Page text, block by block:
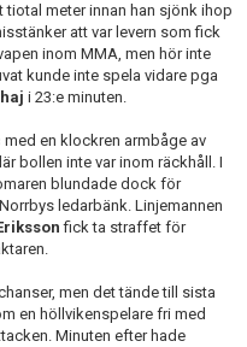
meter innan han sjönk ihop
att var levern som fick
inom MMA, men hör inte
kunde inte spela vidare pga
i 23:e minuten.
med en klockren armbåge av
bollen inte var inom räckhåll. I
blundade dock för
ledarbänk. Linjemannen
fick ta straffet för
men det tände till sista
en höllvikenspelare fri med
Minuten efter hade